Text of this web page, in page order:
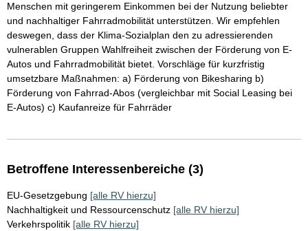
Menschen mit geringerem Einkommen bei der Nutzung beliebter
und nachhaltiger Fahrradmobilität unterstützen. Wir empfehlen
deswegen, dass der Klima-Sozialplan den zu adressierenden
vulnerablen Gruppen Wahlfreiheit zwischen der Förderung von E-
Autos und Fahrradmobilität bietet. Vorschläge für kurzfristig
umsetzbare Maßnahmen: a) Förderung von Bikesharing b)
Förderung von Fahrrad-Abos (vergleichbar mit Social Leasing bei
E-Autos) c) Kaufanreize für Fahrräder
Betroffene Interessenbereiche (3)
EU-Gesetzgebung [alle RV hierzu]
Nachhaltigkeit und Ressourcenschutz [alle RV hierzu]
Verkehrspolitik [alle RV hierzu]